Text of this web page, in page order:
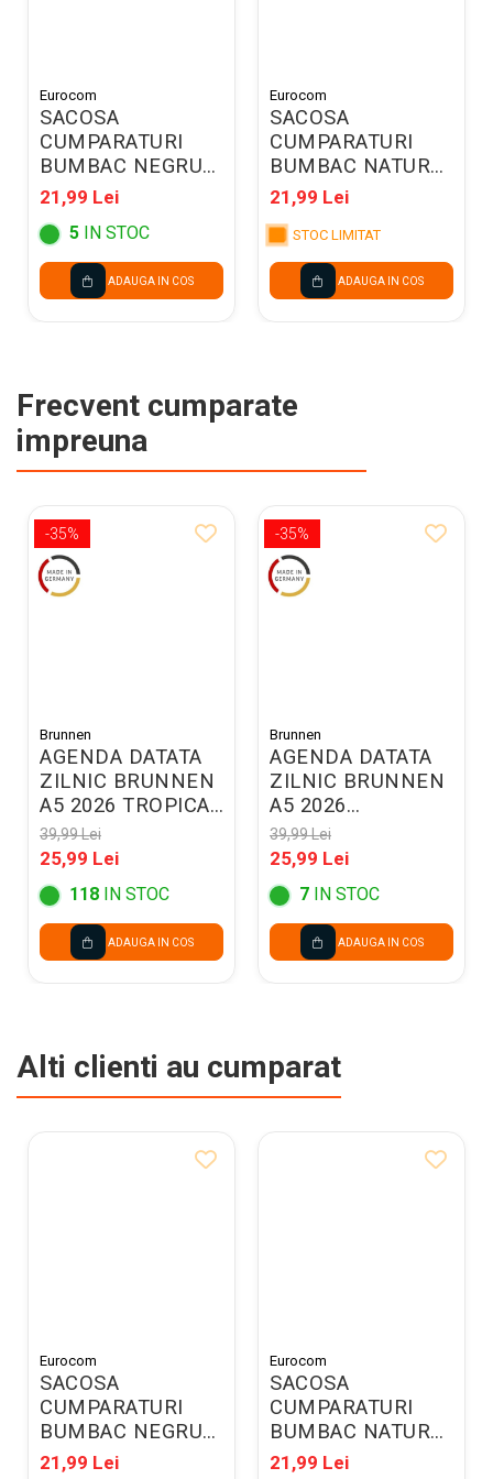
Eurocom
SACOSA
CUMPARATURI
BUMBAC NEGRU
42*38*10CM
EC100 130GR
9402602
21,99 Lei
5 IN STOC
ADAUGA IN COS
Eurocom
SACOSA
CUMPARATURI
BUMBAC NATUR
42*38*10CM
EC100 130GR
9402621
21,99 Lei
STOC LIMITAT
ADAUGA IN COS
Frecvent cumparate
impreuna
-35%
Brunnen
AGENDA DATATA
ZILNIC BRUNNEN
A5 2026 TROPICAL
79515016
39,99 Lei
25,99 Lei
118 IN STOC
ADAUGA IN COS
-35%
Brunnen
AGENDA DATATA
ZILNIC BRUNNEN
A5 2026
BALACRON SALVIE
79561806
39,99 Lei
25,99 Lei
7 IN STOC
ADAUGA IN COS
Alti clienti au cumparat
Eurocom
SACOSA
CUMPARATURI
BUMBAC NEGRU
42*38*10CM
21,99 Lei
Eurocom
SACOSA
CUMPARATURI
BUMBAC NATUR
42*38*10CM
21,99 Lei